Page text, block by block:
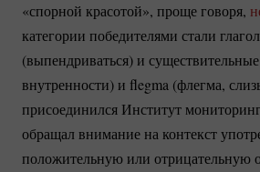
«спорной красотой», проще говоря,
категории победителями стали
(выпендриваться) и
внутренности) и flegma (флегма,
присоединился Институт
обращал внимание на контекст
положительную или отрицательную